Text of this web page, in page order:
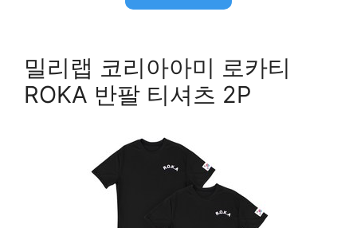
밀리랩 코리아아미 로카티
ROKA 반팔 티셔츠 2P